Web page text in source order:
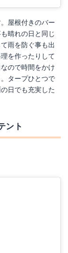
屋根付きのバー
晴れの日と同じ
雨を防ぐ事も出
を作ったりして
ので時間をかけ
タープひとつで
日でも充実した
ント